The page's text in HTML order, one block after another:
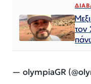
τον
— olympiaGR